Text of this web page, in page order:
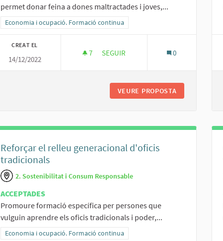
permet donar feina a dones maltractades i joves,...
Resultats al filtrar per la categoria: Economia i ocupació. Formació continua
Economia i ocupació. Formació continua
CREAT EL
14/12/2022
7 7 SEGUIDORES
SEGUIR
INSERCIÓ LABORAL DE PERSONES
0
VEURE PROPOSTA
Reforçar el relleu generacional d'oficis
tradicionals
2. Sostenibilitat i Consum Responsable
ACCEPTADES
Promoure formació específica per persones que
vulguin aprendre els oficis tradicionals i poder,...
Resultats al filtrar per la categoria: Economia i ocupació. Formació continua
Economia i ocupació. Formació continua